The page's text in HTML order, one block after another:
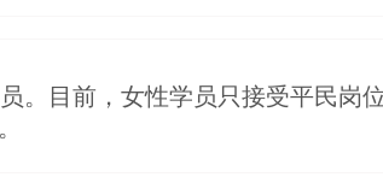
。目前，女性学员只接受平民岗